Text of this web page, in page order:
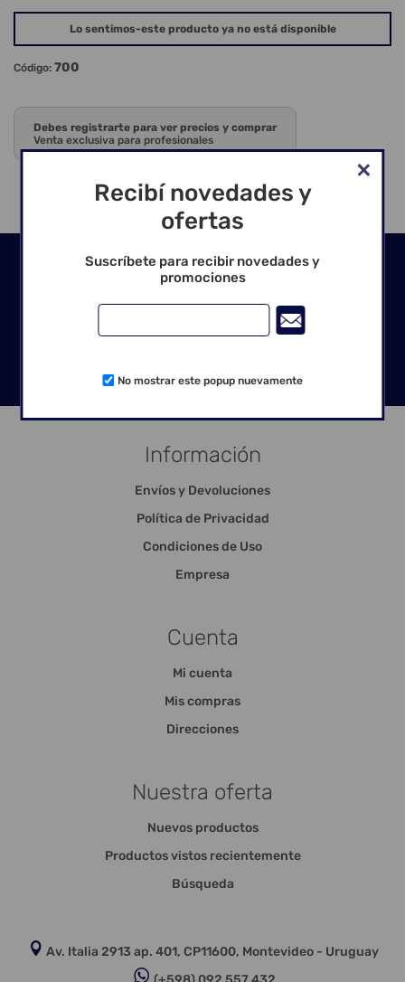
Lo sentimos-este producto ya no está disponible
Código: 700
Debes registrarte para ver precios y comprar
Venta exclusiva para profesionales
Seguinos en las redes
Información
Envíos y Devoluciones
Política de Privacidad
Condiciones de Uso
Empresa
Cuenta
Mi cuenta
Mis compras
Direcciones
Nuestra oferta
Nuevos productos
Productos vistos recientemente
Búsqueda
Av. Italia 2913 ap. 401, CP11600, Montevideo - Uruguay
Recibí novedades y
ofertas
Suscríbete para recibir novedades y
promociones
No mostrar este popup nuevamente